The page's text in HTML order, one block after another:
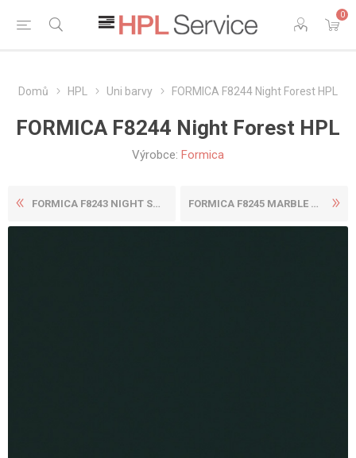
0
Domů HPL Uni barvy FORMICA F8244 Night Forest HPL
FORMICA F8244 Night Forest HPL
Výrobce: Formica
FORMICA F8243 NIGHT SHADE H... FORMICA F8245 MARBLE GREEN ...